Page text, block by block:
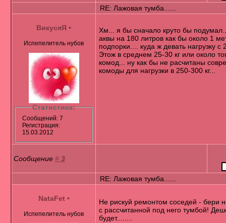
RE: Лажовая тумба......
ВикусяЯ •
Испепелитель нубов
Статистика:
Сообщений: 7
Регистрация:
15.03.2012
Хм... я бы сначало круто бы
аквы на 180 литров как бы около 1
подпорки.... куда ж девать нагрузку с
Этож в среднем 25-30 кг или около
комод... ну как бы не расчитаны
комоды для нагрузки в 250-300 кг...
Сообщение#3
RE: Лажовая тумба......
NataFet •
Испепелитель нубов
Не рискуй ремонтом соседей - бери
с рассчитанной под него тумбой!
будет........